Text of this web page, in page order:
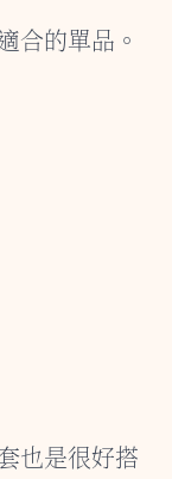
合的單品。
也是很好搭